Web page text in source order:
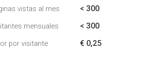
vistas al mes < 300
mensuales < 300
por visitante € 0,25